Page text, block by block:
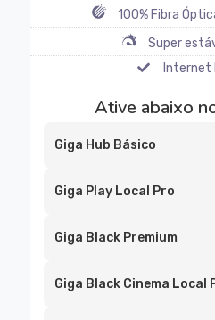
100% Fibra
Super
Internet
Ative abaixo
Giga Hub Básico
Giga Play Local Pro
Giga Black Premium
Giga Black Cinema Local